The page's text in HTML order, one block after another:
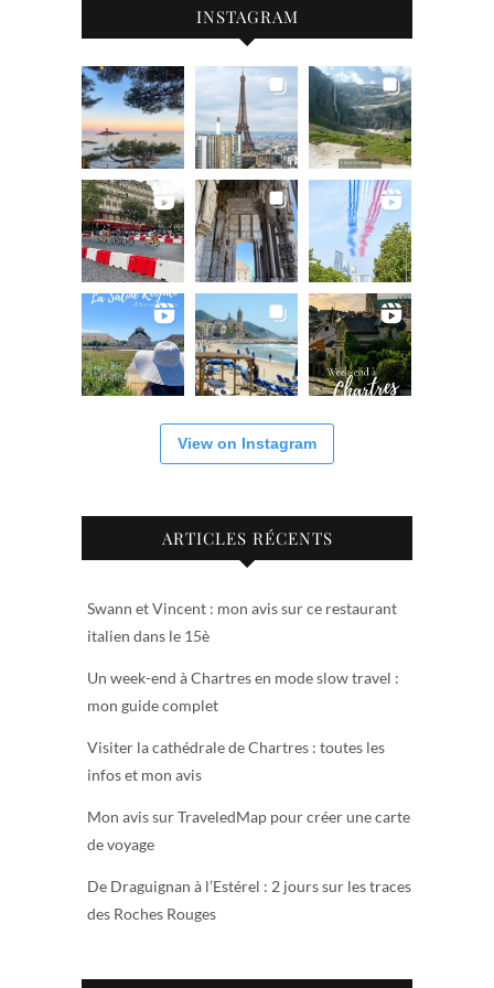
INSTAGRAM
View on Instagram
ARTICLES RÉCENTS
Swann et Vincent : mon avis sur ce restaurant
italien dans le 15è
Un week-end à Chartres en mode slow travel :
mon guide complet
Visiter la cathédrale de Chartres : toutes les
infos et mon avis
Mon avis sur TraveledMap pour créer une carte
de voyage
De Draguignan à l’Estérel : 2 jours sur les traces
des Roches Rouges